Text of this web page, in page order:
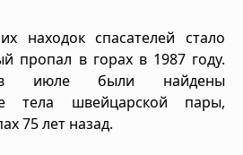
находок спасателей стало
пропал в горах в 1987 году.
июле были найдены
тела швейцарской пары,
75 лет назад.